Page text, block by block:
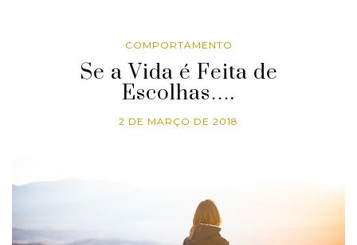
COMPORTAMENTO
Se a Vida é Feita de
Escolhas….
2 DE MARÇO DE 2018